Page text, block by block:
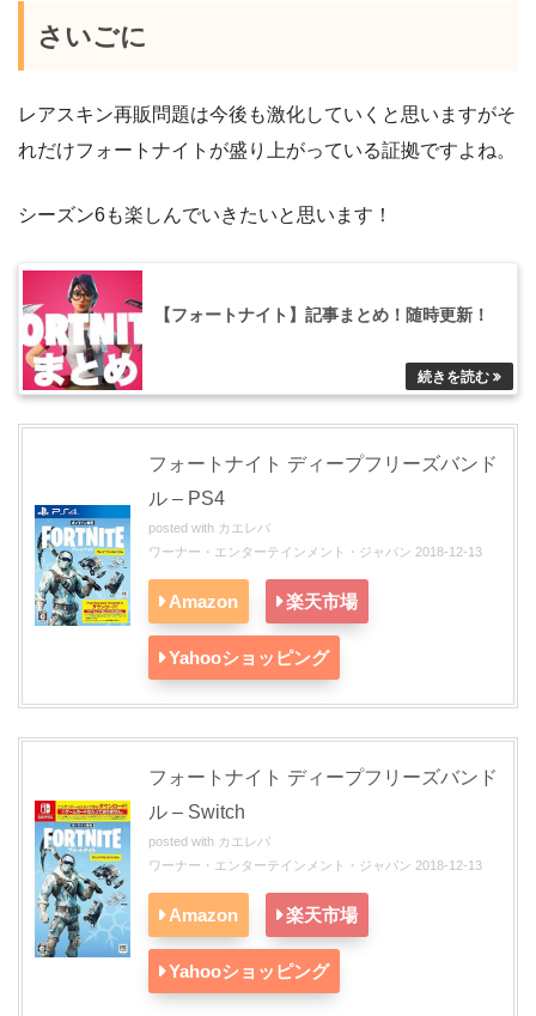
さいごに
レアスキン再販問題は今後も激化していくと思いますがそ
れだけフォートナイトが盛り上がっている証拠ですよね。
シーズン6も楽しんでいきたいと思います！
【フォートナイト】記事まとめ！随時更新！
フォートナイト ディープフリーズバンド
ル – PS4
posted with カエレバ
ワーナー・エンターテインメント・ジャパン 2018-12-13
Amazon 楽天市場
Yahooショッピング
フォートナイト ディープフリーズバンド
ル – Switch
posted with カエレバ
ワーナー・エンターテインメント・ジャパン 2018-12-13
Amazon 楽天市場
Yahooショッピング